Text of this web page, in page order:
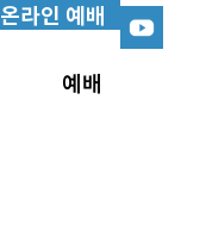
온라인 예배
예배